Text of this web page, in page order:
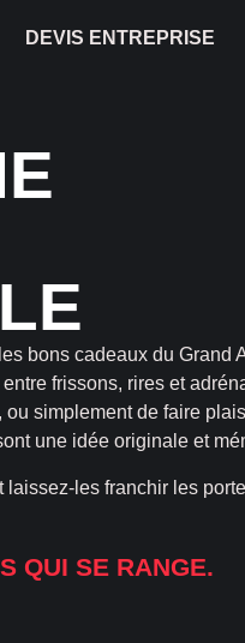
DEVIS ENTREPRISE
bons cadeaux du Grand
frissons, rires et
ou simplement de faire
une idée originale et
les franchir les
QUI SE RANGE.